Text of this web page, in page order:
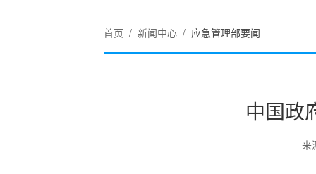
首页 / 新闻中心/ 应急管理部要闻
中国政
来